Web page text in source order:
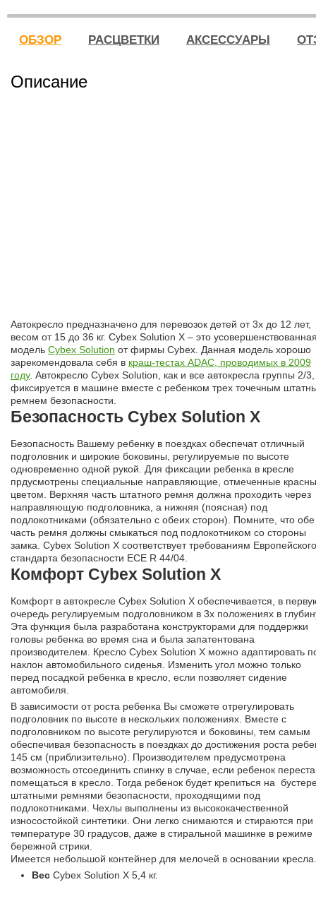
ОБЗОР РАСЦВЕТКИ АКСЕССУАРЫ
Описание
Автокресло предназначено для перевозок детей от 3х до 12 лет,
весом от 15 до 36 кг. Cybex Solution Х – это
модель Cybex Solution от фирмы Cybex. Данная модель хорошо
зарекомендовала себя в краш-тестах ADAC, проводимых в 2009
году. Автокресло Cybex Solution, как и все автокресла группы 2/3,
фиксируется в машине вместе с ребенком трех точечным
ремнем безопасности.
Безопасность Cybex Solution X
Безопасность Вашему ребенку в поездках обеспечат отличный
подголовник и широкие боковины, регулируемые по высоте
одновременно одной рукой. Для фиксации ребенка в кресле
прдусмотрены специальные направляющие, отмеченные
цветом. Верхняя часть штатного ремня должна проходить через
направляющую подголовника, а нижняя (поясная) под
подлокотниками (обязательно с обеих сторон). Помните, что обе
часть ремня должны смыкаться под подлокотником со стороны
замка. Cybex Solution Х соответствует требованиям Европейского
стандарта безопасности ECE R 44/04.
Комфорт Cybex Solution X
Комфорт в автокресле Сybex Solution Х обеспечивается, в
очередь регулируемым подголовником в 3х положениях в
Эта функция была разработана конструкторами для поддержки
головы ребенка во время сна и была запатентована
производителем. Кресло Cybex Solution X можно адаптировать
наклон автомобильного сиденья. Изменить угол можно только
перед посадкой ребенка в кресло, если позволяет сидение
автомобиля.
В зависимости от роста ребенка Вы сможете отрегулировать
подголовник по высоте в нескольких положениях. Вместе с
подголовником по высоте регулируются и боковины, тем самым
обеспечивая безопасность в поездках до достижения роста
145 см (приблизительно). Производителем предусмотрена
возможность отсоединить спинку в случае, если ребенок
помещаться в кресло. Тогда ребенок будет крепиться на
штатными ремнями безопасности, проходящими под
подлокотниками. Чехлы выполнены из высококачественной
износостойкой синтетики. Они легко снимаются и стираются при
температуре 30 градусов, даже в стиральной машинке в режиме
бережной стрики.
Имеется небольшой контейнер для мелочей в основании кресла.
Вес Cybex Solution Х 5,4 кг.